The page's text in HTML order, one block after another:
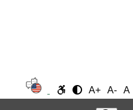
A+ A- A